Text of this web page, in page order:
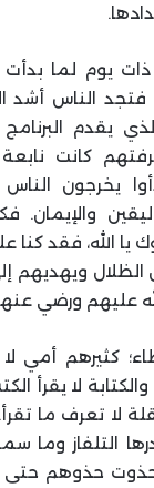
يوم لما بدأت
فتجد الناس أشد
يقدم
كانت
يخرجون
الله، فقد كنا
ويهديهم
عليهم ورضي
كثيرهم أمي لا
والكتابة لا
لا تعرف ما
التلفاز وما
حذوهم